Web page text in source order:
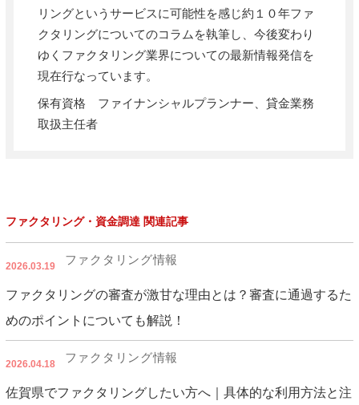
リングというサービスに可能性を感じ約１０年ファ
クタリングについてのコラムを執筆し、今後変わり
ゆくファクタリング業界についての最新情報発信を
現在行なっています。
保有資格 ファイナンシャルプランナー、貸金業務
取扱主任者
ファクタリング・資金調達 関連記事
2026.03.19 ファクタリング情報
ファクタリングの審査が激甘な理由とは？審査に通過するた
めのポイントについても解説！
2026.04.18 ファクタリング情報
佐賀県でファクタリングしたい方へ｜具体的な利用方法と注